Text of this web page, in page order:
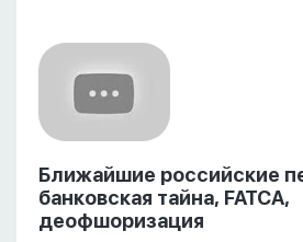
Ближайшие российские
банковская тайна, FATCA,
деофшоризация